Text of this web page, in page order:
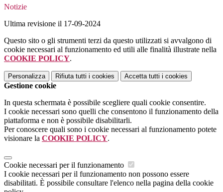
Notizie
Ultima revisione il 17-09-2024
Questo sito o gli strumenti terzi da questo utilizzati si avvalgono di
cookie necessari al funzionamento ed utili alle finalità illustrate nella
COOKIE POLICY.
Personalizza Rifiuta tutti i cookies Accetta tutti i cookies
Gestione cookie
In questa schermata è possibile scegliere quali cookie consentire.
I cookie necessari sono quelli che consentono il funzionamento della
piattaforma e non è possibile disabilitarli.
Per conoscere quali sono i cookie necessari al funzionamento potete
visionare la COOKIE POLICY.
Cookie necessari per il funzionamento
I cookie necessari per il funzionamento non possono essere
disabilitati. È possibile consultare l'elenco nella pagina della cookie